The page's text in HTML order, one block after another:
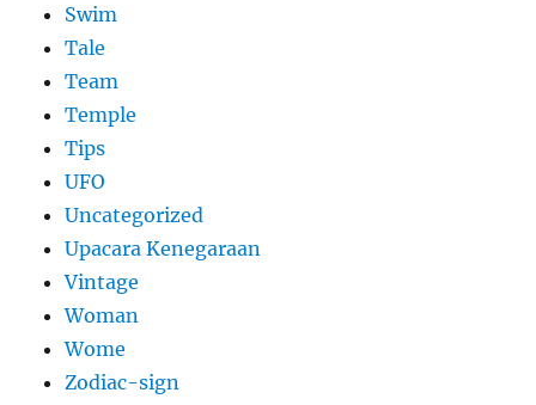
Swim
Tale
Team
Temple
Tips
UFO
Uncategorized
Upacara Kenegaraan
Vintage
Woman
Wome
Zodiac-sign